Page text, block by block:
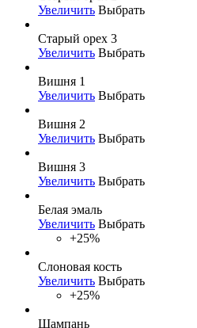
Увеличить Выбрать
Старый орех 3
Увеличить Выбрать
Вишня 1
Увеличить Выбрать
Вишня 2
Увеличить Выбрать
Вишня 3
Увеличить Выбрать
Белая эмаль
Увеличить Выбрать
+25%
Слоновая кость
Увеличить Выбрать
+25%
Шампань